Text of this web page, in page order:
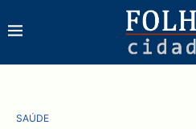
SAÚDE